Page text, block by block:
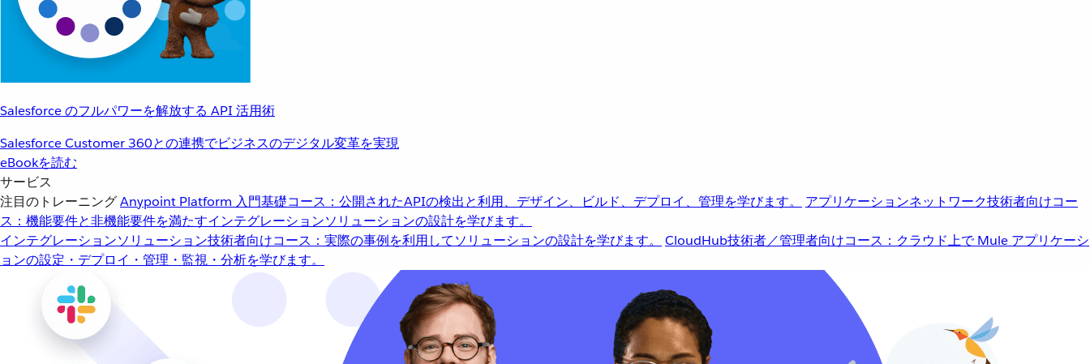
Salesforce のフルパワーを解放する API 活用術
Salesforce Customer 360との連携でビジネスのデジタル変革を実現
eBookを読む
サービス
注目のトレーニングAnypoint Platform 入門基礎コース：公開されたAPIの検出と利用、デザイン、ビルド、デプロイ、管理を学びます。 アプリケーションネットワーク技術者向けコー
ス：機能要件と非機能要件を満たすインテグレーションソリューションの設計を学びます。
インテグレーションソリューション技術者向けコース：実際の事例を利用してソリューションの設計を学びます。 CloudHub技術者／管理者向けコース：クラウド上で Mule アプリケーシ
ョンの設定・デプロイ・管理・監視・分析を学びます。